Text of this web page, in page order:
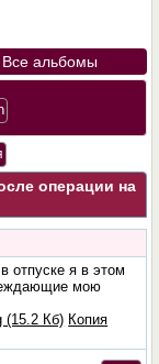
Все альбомы
операции на
отпуске я в этом
мою
(15.2 Кб) Копия